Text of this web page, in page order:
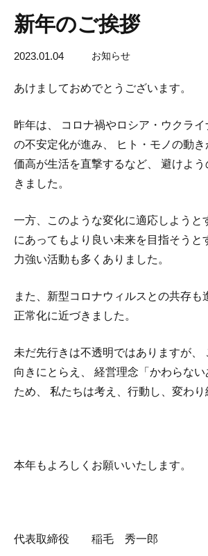
新年のご挨拶
2023.01.04 お知らせ
あけましておめでとうございます。
昨年は、 コロナ禍やロシア・ウクラ
の不安定化が進み、 ヒト・モノの動
価高が生活を直撃するなど、 避けよ
きました。
一方、このような変化に適応しようと
にあってもより良い未来を目指そうと
力強い活動も多くありました。
また、新型コロナウィルスとの共存も
正常化に近づきました。
未だ先行きは不透明ではありますが、
向きにとらえ、 経営理念「かわらな
ため、 私たちは考え、行動し、変わり
本年もよろしくお願いいたします。
代表取締役 稲毛 秀一郎